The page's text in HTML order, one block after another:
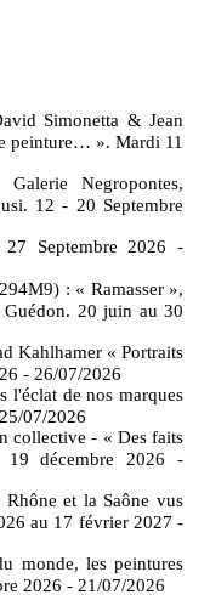
Simonetta & Jean
peinture… ». Mardi 11
Negropontes,
12 - 20 Septembre
Septembre 2026
-
: « Ramasser »,
20 juin au 30
Kahlhamer « Portraits
- 26/07/2026
l'éclat de nos marques
07/2026
collective - « Des faits
décembre 2026
-
et la Saône vus
au 17 février 2027 -
monde, les peintures
2026 - 21/07/2026